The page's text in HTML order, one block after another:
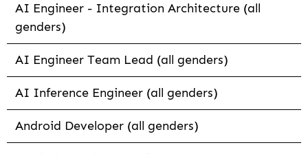
AI Engineer - Integration Architecture (all
genders)
AI Engineer Team Lead (all genders)
AI Inference Engineer (all genders)
Android Developer (all genders)